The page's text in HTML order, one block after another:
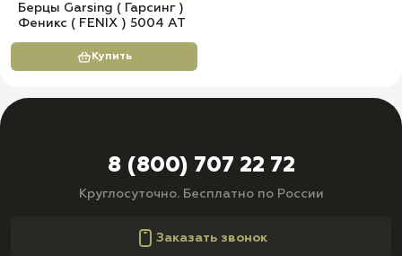
Берцы Garsing ( Гарсинг )
Феникс ( FENIX ) 5004 АТ
Купить
8 (800) 707 22 72
Круглосуточно. Бесплатно по России
Заказать звонок